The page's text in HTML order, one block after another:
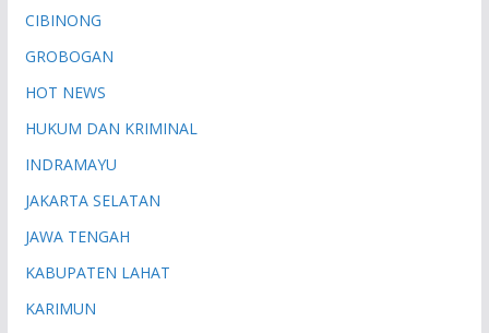
CIBINONG
GROBOGAN
HOT NEWS
HUKUM DAN KRIMINAL
INDRAMAYU
JAKARTA SELATAN
JAWA TENGAH
KABUPATEN LAHAT
KARIMUN